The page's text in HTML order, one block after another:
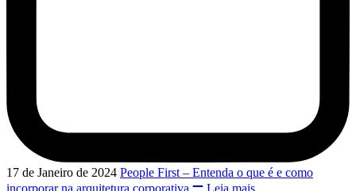
17 de Janeiro de 2024 People First – Entenda o que é e como